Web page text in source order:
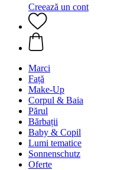
Creează un cont
Marci
Față
Make-Up
Corpul & Baia
Părul
Bărbații
Baby & Copil
Lumi tematice
Sonnenschutz
Oferte